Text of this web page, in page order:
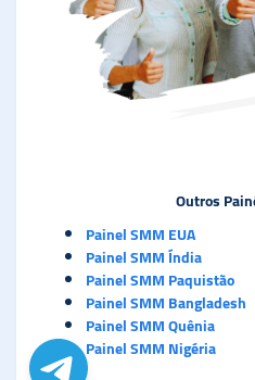
Outros
Painel SMM EUA
Painel SMM Índia
Painel SMM Paquistão
Painel SMM Bangladesh
Painel SMM Quênia
Painel SMM Nigéria